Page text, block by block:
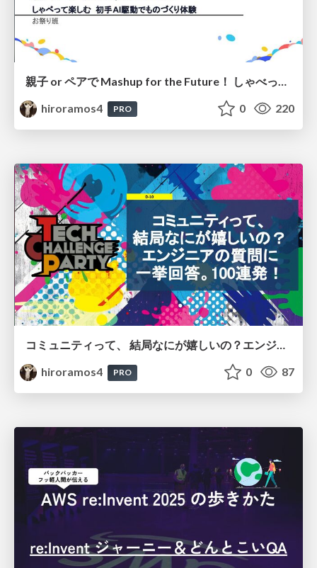
親子 or ペアで Mashup for the Future！ しゃべって楽しむ 初手AI駆動でものづくり体験
hiroramos4
PRO 0 220
コミュニティって、 結局なにが嬉しいの？エンジニアの質問に 一挙回答。100連発！
hiroramos4
PRO 0 87